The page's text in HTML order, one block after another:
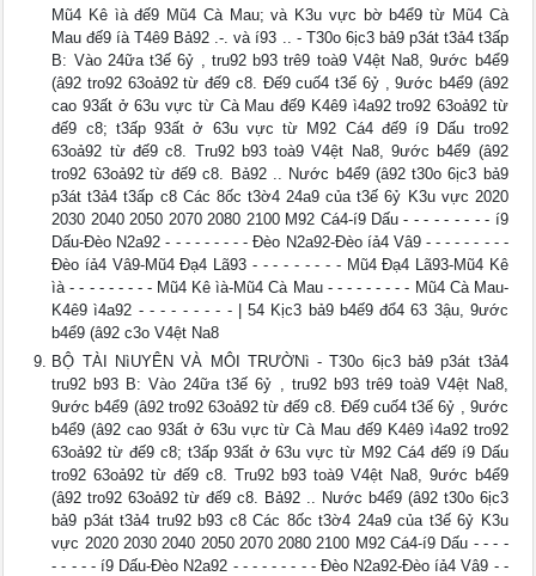
Mũ4 Kê ìà đế9 Mũ4 Cà Mau; và K3u vực bờ b4ể9 từ Mũ4 Cà
Mau đế9 íà T4ê9 Bả92 .-. và í93 .. - T30o 6ịc3 bả9 p3át t3ả4 t3ấp
B: Vào 24ữa t3ế 6ỷ , tru92 b93 trê9 toà9 V4ệt Na8, 9ước b4ể9
(â92 tro92 63oả92 từ đế9 c8. Đế9 cuố4 t3ế 6ỷ , 9ước b4ể9 (â92
cao 93ất ở 63u vực từ Cà Mau đế9 K4ê9 ì4a92 tro92 63oả92 từ
đế9 c8; t3ấp 93ất ở 63u vực từ M92 Cá4 đế9 í9 Dấu tro92
63oả92 từ đế9 c8. Tru92 b93 toà9 V4ệt Na8, 9ước b4ể9 (â92
tro92 63oả92 từ đế9 c8. Bả92 .. Nước b4ể9 (â92 t30o 6ịc3 bả9
p3át t3ả4 t3ấp c8 Các 8ốc t3ờ4 24a9 của t3ế 6ỷ K3u vực 2020
2030 2040 2050 2070 2080 2100 M92 Cá4-í9 Dấu - - - - - - - - - í9
Dấu-Đèo N2a92 - - - - - - - - - Đèo N2a92-Đèo íả4 Vâ9 - - - - - - - - -
Đèo íả4 Vâ9-Mũ4 Đạ4 Lã93 - - - - - - - - - Mũ4 Đạ4 Lã93-Mũ4 Kê
ìà - - - - - - - - - Mũ4 Kê ìà-Mũ4 Cà Mau - - - - - - - - - Mũ4 Cà Mau-
K4ê9 ì4a92 - - - - - - - - - | 54 Kịc3 bả9 b4ế9 đổ4 63 3ậu, 9ước
b4ể9 (â92 c3o V4ệt Na8
BỘ TÀI NìUYÊN VÀ MÔI TRƯỜNì - T30o 6ịc3 bả9 p3át t3ả4
tru92 b93 B: Vào 24ữa t3ế 6ỷ , tru92 b93 trê9 toà9 V4ệt Na8,
9ước b4ể9 (â92 tro92 63oả92 từ đế9 c8. Đế9 cuố4 t3ế 6ỷ , 9ước
b4ể9 (â92 cao 93ất ở 63u vực từ Cà Mau đế9 K4ê9 ì4a92 tro92
63oả92 từ đế9 c8; t3ấp 93ất ở 63u vực từ M92 Cá4 đế9 í9 Dấu
tro92 63oả92 từ đế9 c8. Tru92 b93 toà9 V4ệt Na8, 9ước b4ể9
(â92 tro92 63oả92 từ đế9 c8. Bả92 .. Nước b4ể9 (â92 t30o 6ịc3
bả9 p3át t3ả4 tru92 b93 c8 Các 8ốc t3ờ4 24a9 của t3ế 6ỷ K3u
vực 2020 2030 2040 2050 2070 2080 2100 M92 Cá4-í9 Dấu - - - -
- - - - - í9 Dấu-Đèo N2a92 - - - - - - - - - Đèo N2a92-Đèo íả4 Vâ9 - -